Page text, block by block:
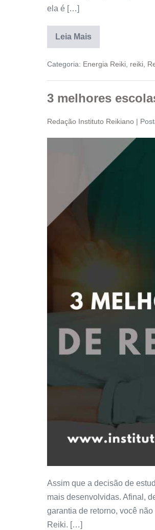
ela é […]
Leia Mais
Categoria: Energia Reiki, reiki,
3 melhores
Redação Instituto Reikiano |
Assim que a decisão de
mais desenvolvidas. Afinal,
garantia de retorno, você
Reiki. […]